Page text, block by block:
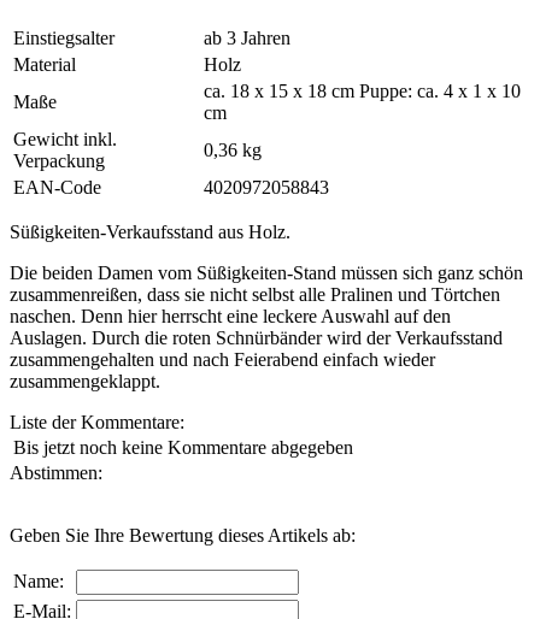
Einstiegsalter
ab 3 Jahren
Material
Holz
Maße
ca. 18 x 15 x 18 cm Puppe: ca. 4 x 1 x 10
cm
Gewicht inkl.
Verpackung
0,36 kg
EAN-Code
4020972058843
Süßigkeiten-Verkaufsstand aus Holz.
Die beiden Damen vom Süßigkeiten-Stand müssen sich ganz schön
zusammenreißen, dass sie nicht selbst alle Pralinen und Törtchen
naschen. Denn hier herrscht eine leckere Auswahl auf den
Auslagen. Durch die roten Schnürbänder wird der Verkaufsstand
zusammengehalten und nach Feierabend einfach wieder
zusammengeklappt.
Liste der Kommentare:
Bis jetzt noch keine Kommentare abgegeben
Abstimmen:
Geben Sie Ihre Bewertung dieses Artikels ab:
Name:
E-Mail: